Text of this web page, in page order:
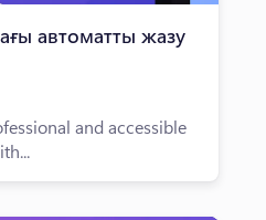
автоматты жазу
and accessible